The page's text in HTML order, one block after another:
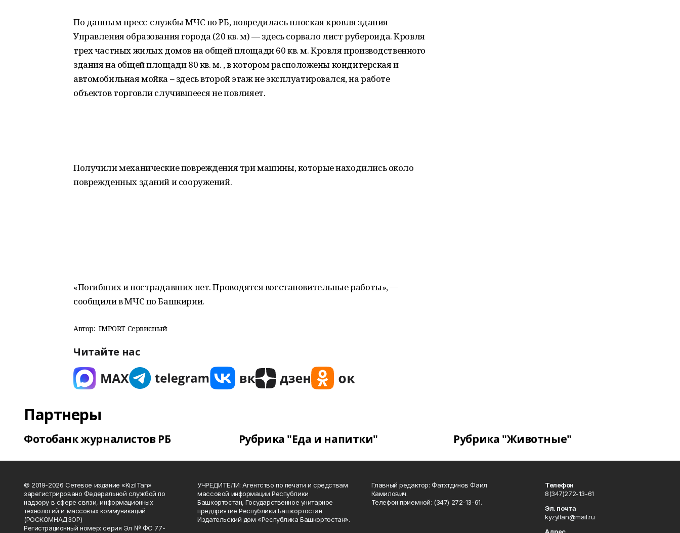
По данным пресс-службы МЧС по РБ, повредилась плоская кровля здания
Управления образования города (20 кв. м) — здесь сорвало лист рубероида. Кровля
трех частных жилых домов на общей площади 60 кв. м. Кровля производственного
здания на общей площади 80 кв. м. , в котором расположены кондитерская и
автомобильная мойка – здесь второй этаж не эксплуатировался, на работе
объектов торговли случившееся не повлияет.
Получили механические повреждения три машины, которые находились около
поврежденных зданий и сооружений.
«Погибших и пострадавших нет. Проводятся восстановительные работы», —
сообщили в МЧС по Башкирии.
Автор: IMPORT Сервисный
Читайте нас
Партнеры
Фотобанк журналистов РБ Рубрика "Еда и напитки" Рубрика "Животные"
© 2019-2026 Сетевое издание «KizilTan»
зарегистрировано Федеральной службой по
надзору в сфере связи, информационных
технологий и массовых коммуникаций
(РОСКОМНАДЗОР)
Регистрационный номер: серия Эл № ФС 77-
УЧРЕДИТЕЛИ: Агентство по печати и средствам
массовой информации Республики
Башкортостан, Государственное унитарное
предприятие Республики Башкортостан
Издательский дом «Республика Башкортостан».
Главный редактор: Фатхтдинов Фаил
Камилович.
Телефон приемной: (347) 272-13-61.
Телефон
8(347)272-13-61
Эл. почта
kyzyltan@mail.ru